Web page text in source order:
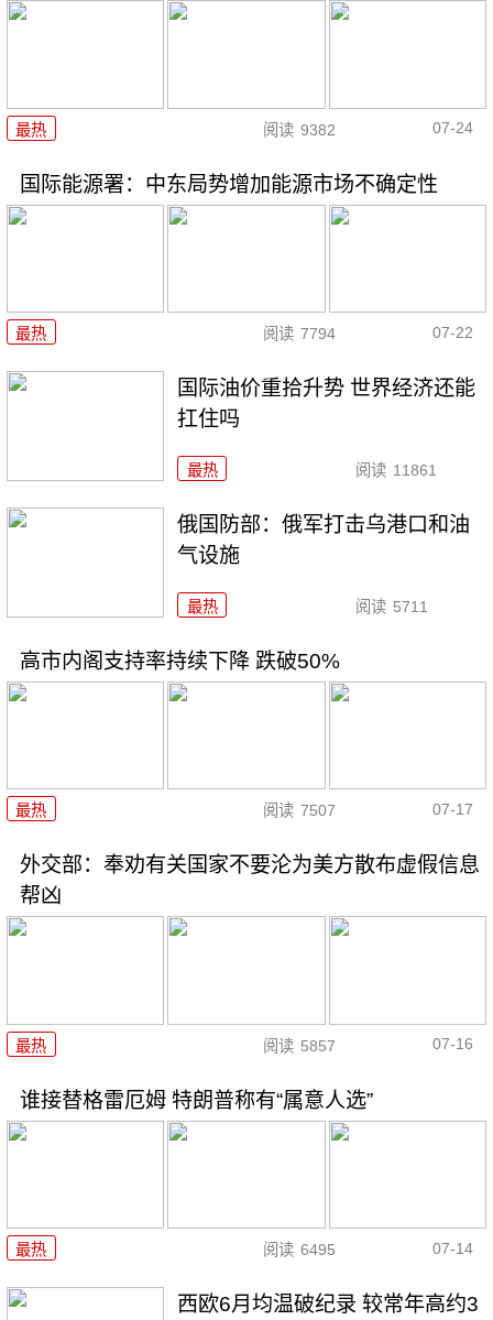
最热 阅读 9382 07-24
国际能源署：中东局势增加能源市场不确定性
最热 阅读 7794 07-22
国际油价重拾升势 世界经济还能
扛住吗
最热 阅读 11861
俄国防部：俄军打击乌港口和油
气设施
最热 阅读 5711
高市内阁支持率持续下降 跌破50%
最热 阅读 7507 07-17
外交部：奉劝有关国家不要沦为美方散布虚假信息
帮凶
最热 阅读 5857 07-16
谁接替格雷厄姆 特朗普称有“属意人选”
最热 阅读 6495 07-14
西欧6月均温破纪录 较常年高约3